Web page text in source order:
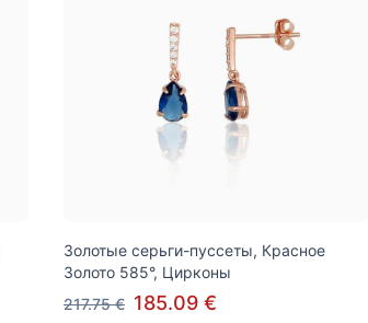
Золотые серьги-пуссеты, Красное
Золото 585°, Цирконы
217.75 € 185.09 €